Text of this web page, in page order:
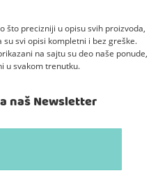
što precizniji u opisu svih proizvoda,
svi opisi kompletni i bez greške.
na sajtu su deo naše ponude,
u svakom trenutku.
naš Newsletter